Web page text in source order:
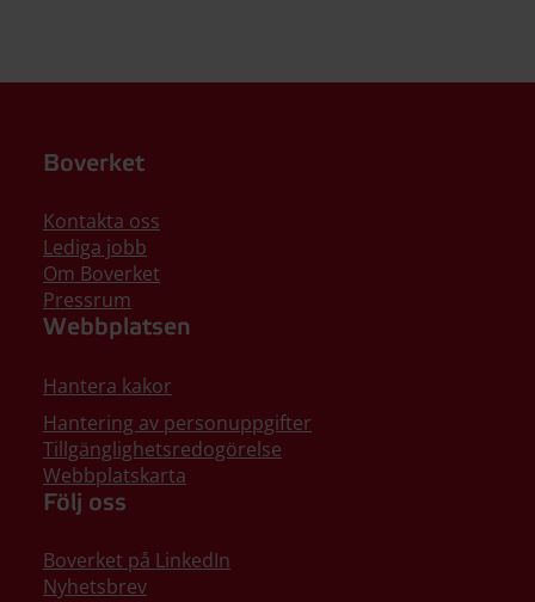
Boverket
Kontakta oss
Lediga jobb
Om Boverket
Pressrum
Webbplatsen
Hantera kakor
Hantering av personuppgifter
Tillgänglighetsredogörelse
Webbplatskarta
Följ oss
Boverket på LinkedIn
Nyhetsbrev